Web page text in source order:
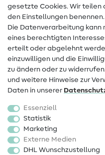
Infos zum Betreiberwechsel
Widerrufsrecht
Beliebt
Stoffe
Sale
Schnittmuster
gesetzte Cookies. Wir teilen
den Einstellungen benennen.
Die Datenverarbeitung kann
eines berechtigten
erteilt oder abgelehnt
einzuwilligen und die
zu ändern oder zu
und weitere Hinweise zur
Daten in unserer
Essenziell
Statistik
Marketing
Externe Medien
DHL Wunschzustellung